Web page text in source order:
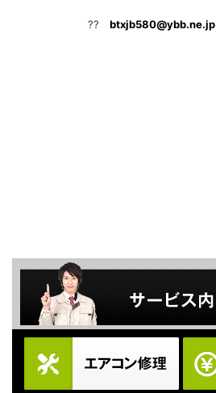
?? btxjb580@ybb.ne.jp